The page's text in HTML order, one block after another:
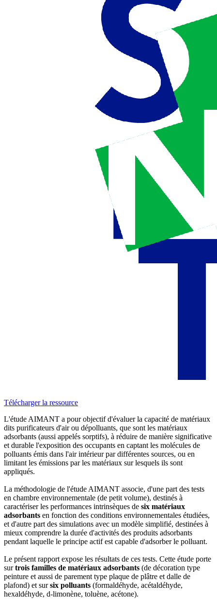
Télécharger la ressource
L'étude AIMANT a pour objectif d'évaluer la capacité de matériaux
dits purificateurs d'air ou dépolluants, que sont les matériaux
adsorbants (aussi appelés sorptifs), à réduire de manière significative
et durable l'exposition des occupants en captant les molécules de
polluants émis dans l'air intérieur par différentes sources, ou en
limitant les émissions par les matériaux sur lesquels ils sont
appliqués.
La méthodologie de l'étude AIMANT associe, d'une part des tests
en chambre environnementale (de petit volume), destinés à
caractériser les performances intrinsèques de six matériaux
adsorbants en fonction des conditions environnementales étudiées,
et d'autre part des simulations avec un modèle simplifié, destinées à
mieux comprendre la durée d'activités des produits adsorbants
pendant laquelle le principe actif est capable d'adsorber le polluant.
Le présent rapport expose les résultats de ces tests. Cette étude porte
surtrois familles de matériaux adsorbants (de décoration type
peinture et aussi de parement type plaque de plâtre et dalle de
plafond) et sursix polluants (formaldéhyde, acétaldéhyde,
hexaldéhyde, d-limonène, toluène, acétone).